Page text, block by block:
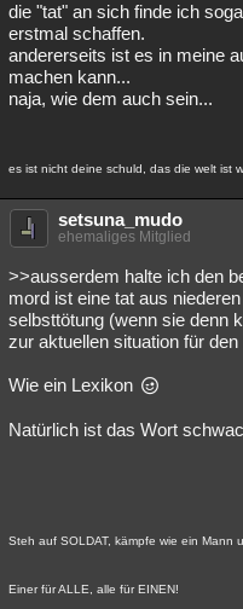
die "tat" an sich finde ich
erstmal schaffen.
andererseits ist es in meine
machen kann...
naja, wie dem auch sein...
es ist nicht deine schuld, das die welt ist
setsuna_mudo
ehemaliges Mitglied
>>ausserdem halte ich den
mord ist eine tat aus
selbsttötung (wenn sie denn
zur aktuellen situation für
Wie ein Lexikon
Natürlich ist das Wort
Steh auf SOLDAT, kämpfe wie ein Mann
Einer für ALLE, alle für EINEN!